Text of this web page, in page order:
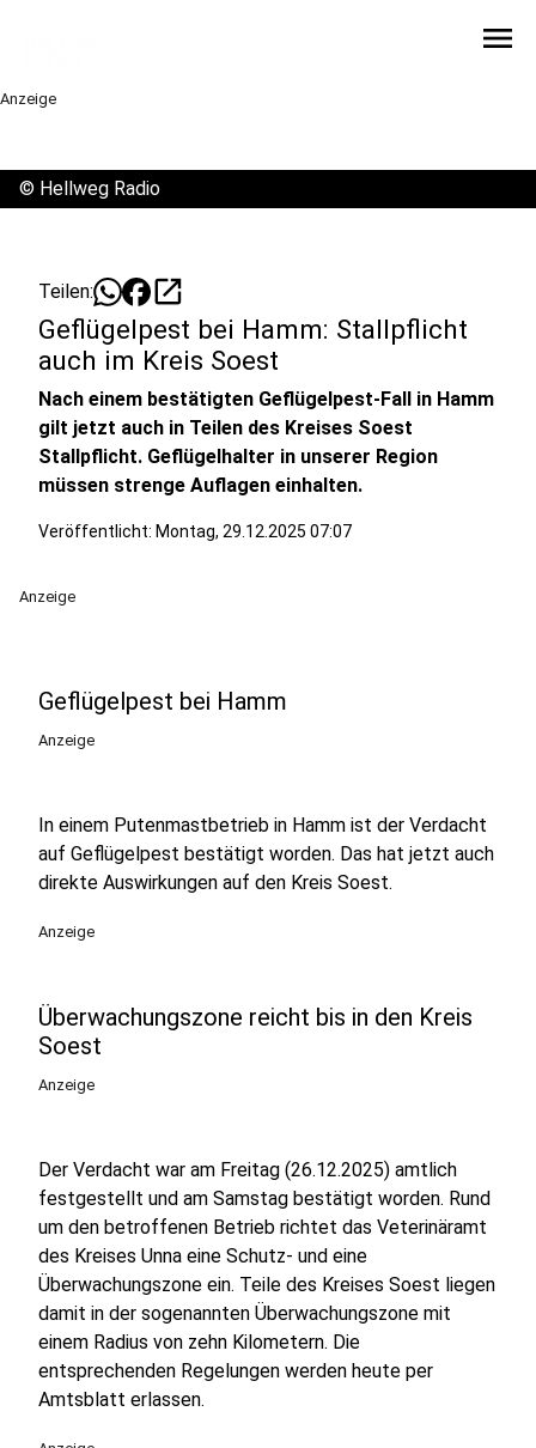
menu
Anzeige
© Hellweg Radio
Teilen: open_in_new
Geflügelpest bei Hamm: Stallpflicht
auch im Kreis Soest
Nach einem bestätigten Geflügelpest-Fall in Hamm
gilt jetzt auch in Teilen des Kreises Soest
Stallpflicht. Geflügelhalter in unserer Region
müssen strenge Auflagen einhalten.
Veröffentlicht: Montag, 29.12.2025 07:07
Anzeige
Geflügelpest bei Hamm
Anzeige
In einem Putenmastbetrieb in Hamm ist der Verdacht
auf Geflügelpest bestätigt worden. Das hat jetzt auch
direkte Auswirkungen auf den Kreis Soest.
Anzeige
Überwachungszone reicht bis in den Kreis
Soest
Anzeige
Der Verdacht war am Freitag (26.12.2025) amtlich
festgestellt und am Samstag bestätigt worden. Rund
um den betroffenen Betrieb richtet das Veterinäramt
des Kreises Unna eine Schutz- und eine
Überwachungszone ein. Teile des Kreises Soest liegen
damit in der sogenannten Überwachungszone mit
einem Radius von zehn Kilometern. Die
entsprechenden Regelungen werden heute per
Amtsblatt erlassen.